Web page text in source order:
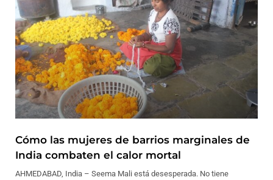
Cómo las mujeres de barrios marginales de
India combaten el calor mortal
AHMEDABAD, India – Seema Mali está desesperada. No tiene